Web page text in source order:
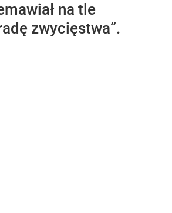
na tle
zwycięstwa”.